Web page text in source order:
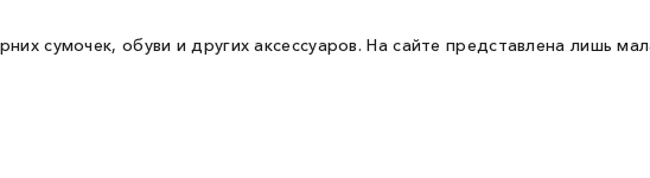
сумочек, обуви и других аксессуаров. На сайте представлена лишь